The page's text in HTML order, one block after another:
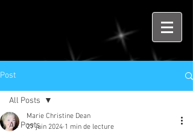
Post
All Posts
All Posts
Marie Christine Dean
27 juin 2024 1 min de lecture